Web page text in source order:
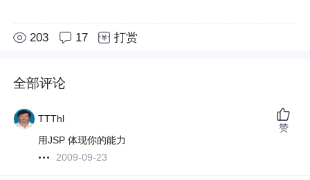
203 17 打赏
全部评论
TTThl
用JSP 体现你的能力
2009-09-23
赞